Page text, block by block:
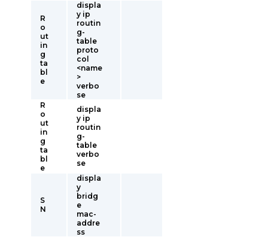
R
o
ut
in
g
ta
bl
e
displa
y ip
routin
g-
table
proto
col
<name
>
verbo
se
R
o
ut
in
g
ta
bl
e
displa
y ip
routin
g-
table
verbo
se
S
N
displa
y
bridg
e
mac-
addre
ss